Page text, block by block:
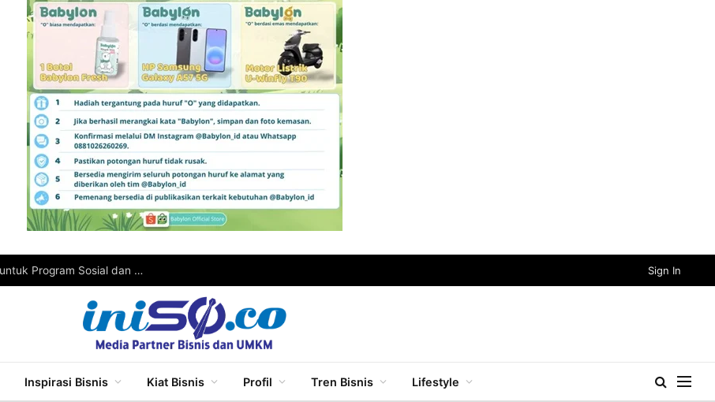
KAI Daop 8 Surabaya Gelontorkan Rp245 Juta untuk Program Sosial dan UMKM Sign In
Inspirasi Bisnis Kiat Bisnis Profil Tren Bisnis Lifestyle